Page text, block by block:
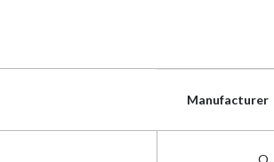
Manufacturer
Manufacturer
O